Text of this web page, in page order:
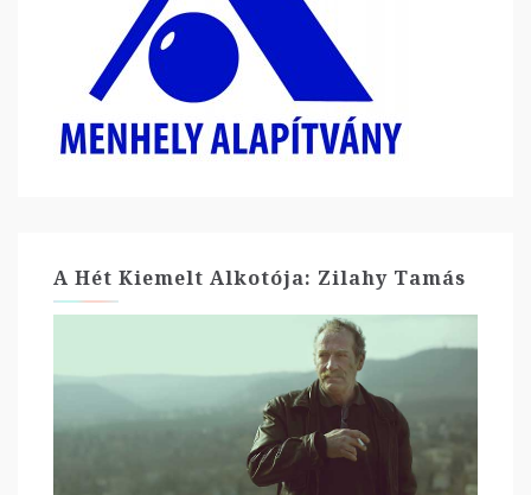
A Hét Kiemelt Alkotója: Zilahy Tamás